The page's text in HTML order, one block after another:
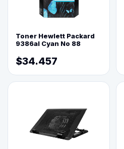
Toner Hewlett Packard
9386al Cyan No 88
$34.457